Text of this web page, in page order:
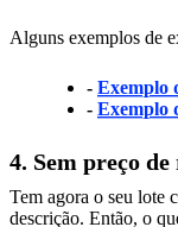
Alguns exemplos de
- Exemplo
- Exemplo
4. Sem preço de
Tem agora o seu lote
descrição. Então, o